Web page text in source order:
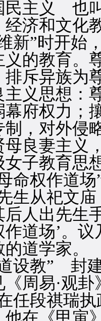
义 也叫军
经济和文化
新”时开始
义的教育。
斥异族为
义思想：
府权力；
，对外侵
母良妻主义
女子教育思
作道场”
生从祀文
人出先生
道场’。
道学家。
” 封建统
周易·观
任段祺瑞